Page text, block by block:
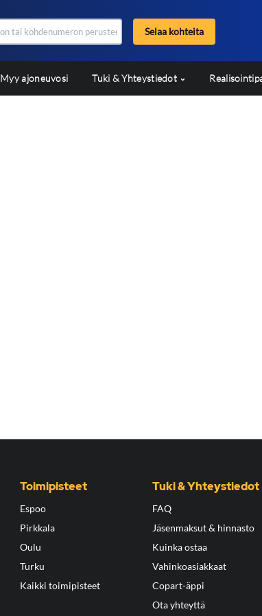
Selaa kohteita
Myy ajoneuvosi Tuki & Yhteystiedot
Toimipisteet
Espoo
Pirkkala
Oulu
Turku
Kaikki toimipisteet
Tuki & Yhteystiedot
FAQ
Jäsenmaksut & hinnasto
Kuinka ostaa
Vahinkoasiakkaat
Copart-äppi
Ota yhteyttä